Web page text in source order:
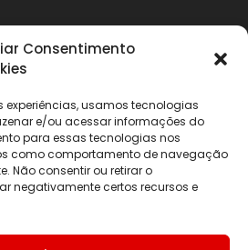
Consentimento
experiências, usamos tecnologias
e/ou acessar informações do
para essas tecnologias nos
como comportamento de navegação
Não consentir ou retirar o
negativamente certos recursos e
os diretos reservados